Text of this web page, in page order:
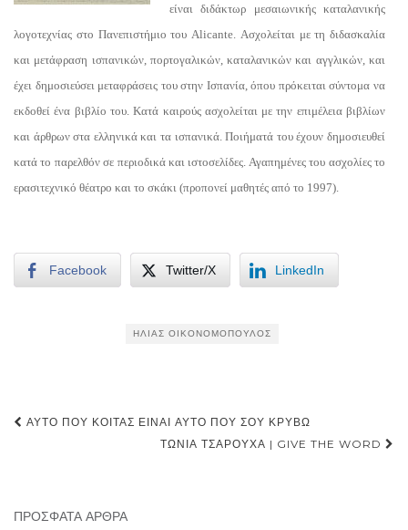
είναι διδάκτωρ μεσαιωνικής καταλανικής
λογοτεχνίας στο Πανεπιστήμιο του Alicante. Ασχολείται με τη διδασκαλία
και μετάφραση ισπανικών, πορτογαλικών, καταλανικών και αγγλικών, και
έχει δημοσιεύσει μεταφράσεις του στην Ισπανία, όπου πρόκειται σύντομα να
εκδοθεί ένα βιβλίο του. Κατά καιρούς ασχολείται με την επιμέλεια βιβλίων
και άρθρων στα ελληνικά και τα ισπανικά. Ποιήματά του έχουν δημοσιευθεί
κατά το παρελθόν σε περιοδικά και ιστοσελίδες. Αγαπημένες του ασχολίες το
ερασιτεχνικό θέατρο και το σκάκι (προπονεί μαθητές από το 1997).
Facebook Twitter/X LinkedIn
ΗΛΊΑΣ ΟΙΚΟΝΟΜΌΠΟΥΛΟΣ
Post
ΑΥΤΌ ΠΟΥ ΚΟΙΤΆΣ ΕΊΝΑΙ ΑΥΤΌ ΠΟΥ ΣΟΥ ΚΡΎΒΩ
ΤΏΝΙΑ ΤΣΑΡΟΎΧΑ | GIVE THE WORD
ΠΡΌΣΦΑΤΑ ΆΡΘΡΑ